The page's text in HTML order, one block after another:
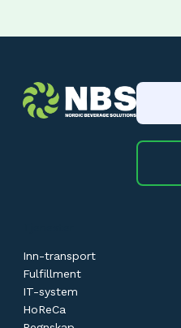
Inn-transport
Fulfillment
IT-system
HoReCa